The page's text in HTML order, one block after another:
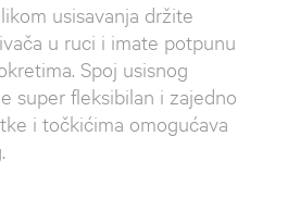
usisavanja držite
u ruci i imate potpunu
Spoj usisnog
super fleksibilan i zajedno
i točkićima omogućava